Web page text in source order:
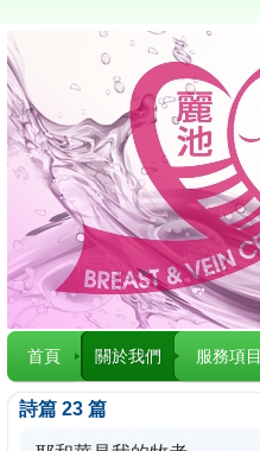
首頁 關於我們 服務項目
詩篇 23 篇